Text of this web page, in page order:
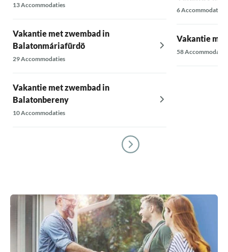
13 Accommodaties
Vakantie met zwembad in
Balatonmáriafürdö
29 Accommodaties
Vakantie met zwembad in
Balatonbereny
10 Accommodaties
6 Accommodaties
Vakantie
58